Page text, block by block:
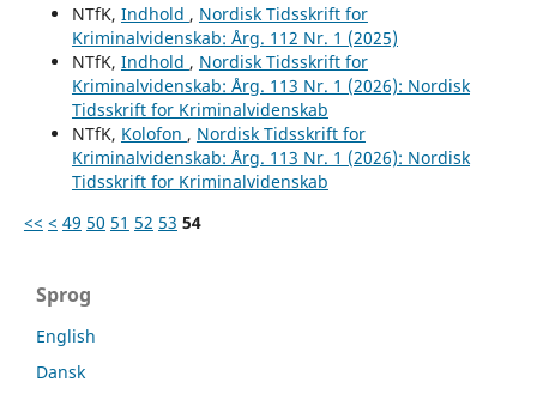
NTfK, Indhold , Nordisk Tidsskrift for
Kriminalvidenskab: Årg. 112 Nr. 1 (2025)
NTfK, Indhold , Nordisk Tidsskrift for
Kriminalvidenskab: Årg. 113 Nr. 1 (2026): Nordisk
Tidsskrift for Kriminalvidenskab
NTfK, Kolofon , Nordisk Tidsskrift for
Kriminalvidenskab: Årg. 113 Nr. 1 (2026): Nordisk
Tidsskrift for Kriminalvidenskab
<< < 49 50 51 52 53 54
Sprog
English
Dansk